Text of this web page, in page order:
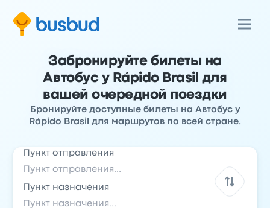
Забронируйте билеты на
Автобус у Rápido Brasil для
вашей очередной поездки
Бронируйте доступные билеты на Автобус у
Rápido Brasil для маршрутов по всей стране.
Пункт отправления
Пункт назначения